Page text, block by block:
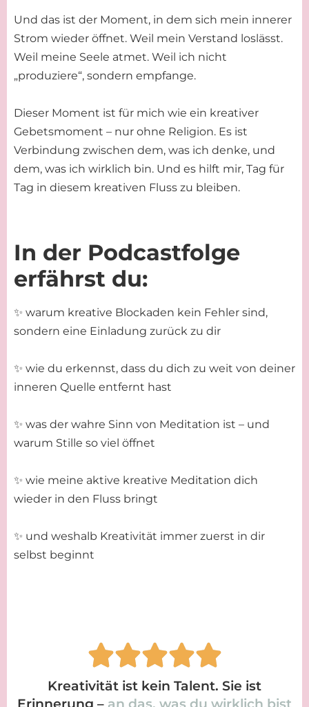
Und das ist der Moment, in dem sich mein innerer
Strom wieder öffnet. Weil mein Verstand loslässt.
Weil meine Seele atmet. Weil ich nicht
„produziere“, sondern empfange.
Dieser Moment ist für mich wie ein kreativer
Gebetsmoment – nur ohne Religion. Es ist
Verbindung zwischen dem, was ich denke, und
dem, was ich wirklich bin. Und es hilft mir, Tag für
Tag in diesem kreativen Fluss zu bleiben.
In der Podcastfolge
erfährst du:
✨ warum kreative Blockaden kein Fehler sind,
sondern eine Einladung zurück zu dir
✨ wie du erkennst, dass du dich zu weit von deiner
inneren Quelle entfernt hast
✨ was der wahre Sinn von Meditation ist – und
warum Stille so viel öffnet
✨ wie meine aktive kreative Meditation dich
wieder in den Fluss bringt
✨ und weshalb Kreativität immer zuerst in dir
selbst beginnt
Kreativität ist kein Talent. Sie ist
Erinnerung – an das, was du wirklich bist